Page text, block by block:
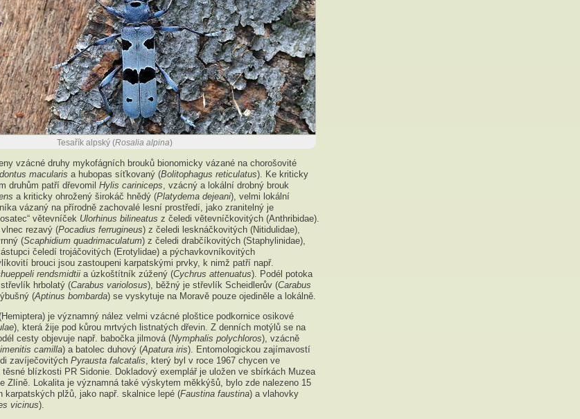
Tesařík alpský (Rosalia alpina)
vzácné druhy mykofágních brouků bionomicky vázané na chorošovité
macularis a hubopas síťkovaný (Bolitophagus reticulatus). Ke kriticky
druhům patří dřevomil Hylis cariniceps, vzácný a lokální drobný brouk
a kriticky ohrožený širokáč hnědý (Platydema dejeani), velmi lokální
vázaný na přírodně zachovalé lesní prostředí, jako zranitelný je
větevníček Ulorhinus bilineatus z čeledi větevníčkovitých (Anthribidae).
rezavý (Pocadius ferrugineus) z čeledi lesknáčkovitých (Nitidulidae),
(Scaphidium quadrimaculatum) z čeledi drabčíkovitých (Staphylinidae),
čeledí trojáčovitých (Erotylidae) a pýchavkovníkovitých
brouci jsou zastoupeni karpatskými prvky, k nimž patří např.
rendsmidtii a úzkoštítník zúžený (Cychrus attenuatus). Podél potoka
hrbolatý (Carabus variolosus), běžný je střevlík Scheidlerův (Carabus
(Aptinus bombarda) se vyskytuje na Moravě pouze ojediněle a lokálně.
je významný nález velmi vzácné ploštice podkornice osikové
), která žije pod kůrou mrtvých listnatých dřevin. Z denních motýlů se na
cesty objevuje např. babočka jilmová (Nymphalis polychloros), vzácně
camilla) a batolec duhový (Apatura iris). Entomologickou zajímavostí
zavíječovitých Pyrausta falcatalis, který byl v roce 1967 chycen ve
blízkosti PR Sidonie. Dokladový exemplář je uložen ve sbírkách Muzea
Zlíně. Lokalita je významná také výskytem měkkýšů, bylo zde nalezeno 15
karpatských plžů, jako např. skalnice lepé (Faustina faustina) a vlahovky
vicinus).